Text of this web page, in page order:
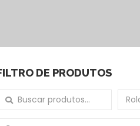
DE PRODUTOS
Buscar por: